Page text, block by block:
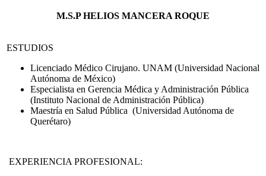
M.S.P HELIOS MANCERA ROQUE
ESTUDIOS
Licenciado Médico Cirujano. UNAM (Universidad Nacional
Autónoma de México)
Especialista en Gerencia Médica y Administración Pública
(Instituto Nacional de Administración Pública)
Maestría en Salud Pública (Universidad Autónoma de
Querétaro)
EXPERIENCIA PROFESIONAL: